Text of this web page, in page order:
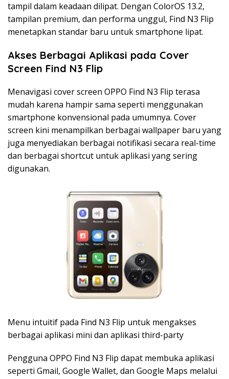
tampil dalam keadaan dilipat. Dengan ColorOS 13.2,
tampilan premium, dan performa unggul, Find N3 Flip
menetapkan standar baru untuk smartphone lipat.
Akses Berbagai Aplikasi pada Cover
Screen Find N3 Flip
Menavigasi cover screen OPPO Find N3 Flip terasa
mudah karena hampir sama seperti menggunakan
smartphone konvensional pada umumnya. Cover
screen kini menampilkan berbagai wallpaper baru yang
juga menyediakan berbagai notifikasi secara real-time
dan berbagai shortcut untuk aplikasi yang sering
digunakan.
Menu intuitif pada Find N3 Flip untuk mengakses
berbagai aplikasi mini dan aplikasi third-party
Pengguna OPPO Find N3 Flip dapat membuka aplikasi
seperti Gmail, Google Wallet, dan Google Maps melalui